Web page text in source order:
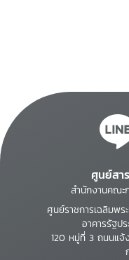
ศูนย์สา
สำนักงานคณะ
ศูนย์ราชการเฉลิมพ
อาคารรัฐป
120 หมู่ที่ 3 ถนนแ